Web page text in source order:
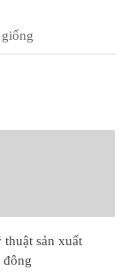
sản xuất